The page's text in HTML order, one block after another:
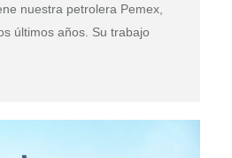
nuestra petrolera Pemex,
últimos años. Su trabajo